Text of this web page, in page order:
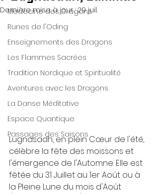
Medecine des Dragons
Runes de l'Oding
Enseignements des Dragons
Les Flammes Sacrées
Tradition Nordique et Spiritualité
Aventures avec les Dragons
La Danse Méditative
Espace Quantique
Passages des Saisons
Dernière mise à jour :29 juil.
Lugnasadh, en plein Cœur de l'été,
célèbre la fête des moissons et
l'émergence de l'Automne. Elle est
fêtée du 31 Juillet au 1er Août ou à
la Pleine Lune du mois d'Août